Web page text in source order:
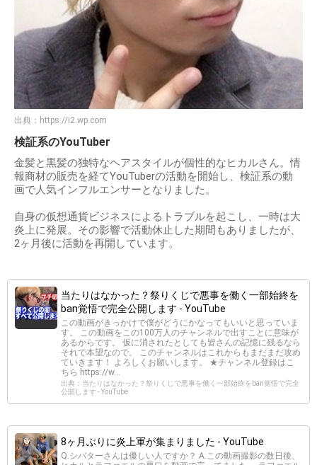
出典： https://i2.wp.com
検証系のYouTuber
金髪と黒髪の独特なヘアスタイルが個性的なヒカルさん。情
報商材の販売を経てYouTuberの活動を開始し、検証系の動
画で人気インフルエンサーとなりました。
自身の仮想通貨ビジネスによるトラブルを起こし、一時は大
炎上に発展。その影響で活動休止した期間もありましたが、
2ヶ月後に活動を再開しています。
当たりはなかった？祭りくじで悪事を働く一部始終を
ban覚悟で完全公開します - YouTube
この動画がきっかけで僕がどうにかなってもいいと思っていま
す。 この動画をこの100万人のチャンネルで出すことに意味が
あるからです。 仮に消されたとしても皆さんの記憶に残るなら
それで本望なので。 このチャンネルはこれからもまだまだ攻め
ていきます！ よろしくお願いします。 ★チャンネル登録はこ
ちら https://w...
出典：当たりはなかった？祭りくじで悪事を働く一部始終をban覚悟で完全
公開します - YouTube
8ヶ月ぶりに炎上軍が集まりました - YouTube
Q.シバターさんは優しい人ですか？ A.この動画撮影の数日後、